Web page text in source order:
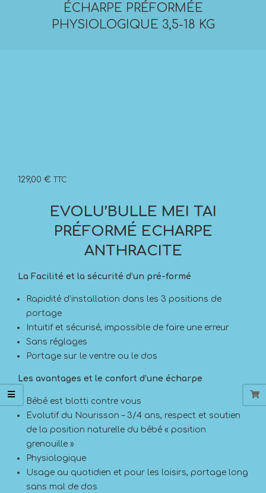
ÉCHARPE PRÉFORMÉE
PHYSIOLOGIQUE 3,5-18 KG
129,00 € TTC
EVOLU’BULLE MEI TAI
PRÉFORMÉ ECHARPE
ANTHRACITE
La Facilité et la sécurité d’un pré-formé
Rapidité d’installation dans les 3 positions de
portage
Intuitif et sécurisé, impossible de faire une erreur
Sans réglages
Portage sur le ventre ou le dos
Les avantages et le confort d’une écharpe
Bébé est blotti contre vous
Evolutif du Nourisson – 3/4 ans, respect et soutien
de la position naturelle du bébé « position
grenouille »
Physiologique
Usage au quotidien et pour les loisirs, portage long
sans mal de dos